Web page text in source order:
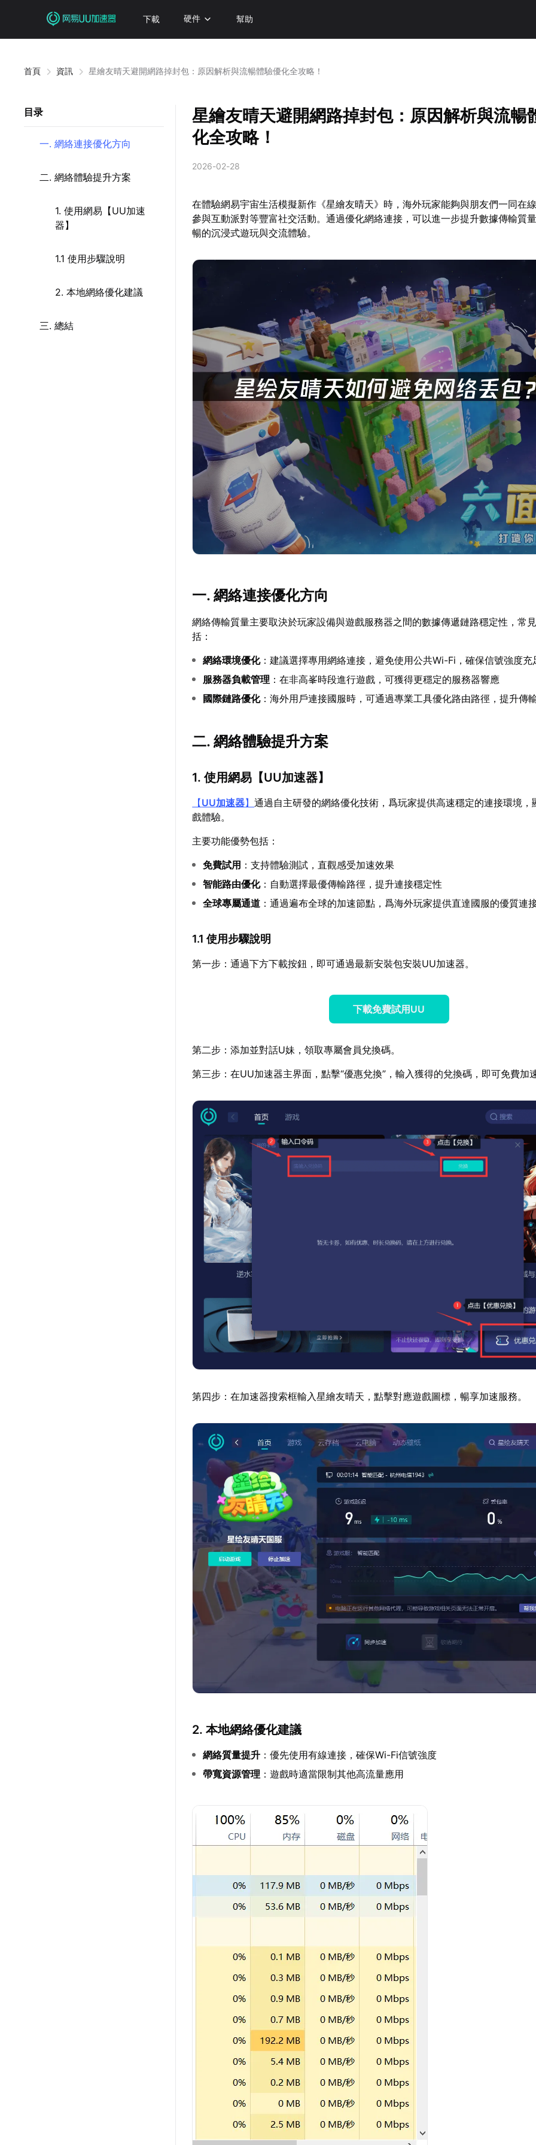
下載 硬件 幫助
首頁 資訊 星繪友晴天避開網路掉封包：原因解析與流暢體驗優化全攻略！
目录
一. 網絡連接優化方向
二. 網絡體驗提升方案
1. 使用網易【UU加速
器】
1.1 使用步驟說明
2. 本地網絡優化建議
三. 總結
星繪友晴天避開網路掉封包：原因解析與流暢
化全攻略！
2026-02-28
在體驗網易宇宙生活模擬新作《星繪友晴天》時，海外玩家能夠與朋友們一同在
參與互動派對等豐富社交活動。通過優化網絡連接，可以進一步提升數據傳輸質
暢的沉浸式遊玩與交流體驗。
一. 網絡連接優化方向
網絡傳輸質量主要取決於玩家設備與遊戲服務器之間的數據傳遞鏈路穩定性，常
括：
網絡環境優化：建議選擇專用網絡連接，避免使用公共Wi-Fi，確保信號強度充
服務器負載管理 ：在非高峯時段進行遊戲，可獲得更穩定的服務器響應
國際鏈路優化：海外用戶連接國服時，可通過專業工具優化路由路徑，提升傳
二. 網絡體驗提升方案
1. 使用網易【UU加速器】
【UU加速器】通過自主研發的網絡優化技術，爲玩家提供高速穩定的連接環境，
戲體驗。
主要功能優勢包括：
免費試用 ：支持體驗測試，直觀感受加速效果
智能路由優化：自動選擇最優傳輸路徑，提升連接穩定性
全球專屬通道 ：通過遍布全球的加速節點，爲海外玩家提供直達國服的優質連
1.1 使用步驟說明
第一步：通過下方下載按鈕，即可通過最新安裝包安裝UU加速器。
下載免費試用UU
第二步：添加並對話U妹，領取專屬會員兌換碼。
第三步：在UU加速器主界面，點擊“優惠兌換”，輸入獲得的兌換碼，即可免費加
第四步：在加速器搜索框輸入星繪友晴天，點擊對應遊戲圖標，暢享加速服務。
2. 本地網絡優化建議
網絡質量提升 ：優先使用有線連接，確保Wi-Fi信號強度
帶寬資源管理 ：遊戲時適當限制其他高流量應用